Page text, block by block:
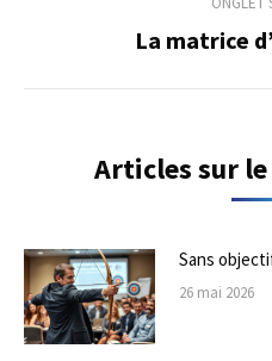
La matrice
Articles sur
Sans
26 mai 2026